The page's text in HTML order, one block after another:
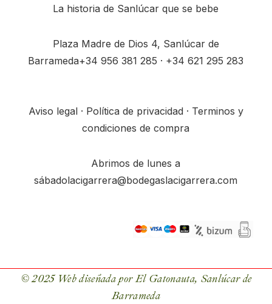
La historia de Sanlúcar que se bebe
Plaza Madre de Dios 4, Sanlúcar de
Barrameda+34956 381 285 · +34621 295 283
Aviso legal· Política de privacidad · Terminos y
condiciones de compra
Abrimos de lunes a
sábadolacigarrera@bodegaslacigarrera.com
© 2025 Web diseñada porEl Gatonauta, Sanlúcar de
Barrameda